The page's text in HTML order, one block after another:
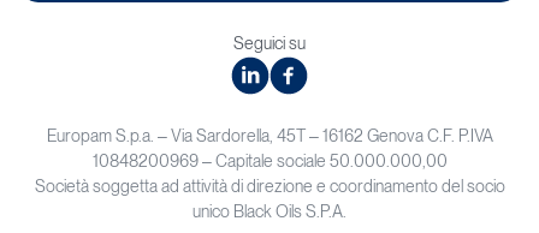
Seguici su
linkedinfacebook
Europam S.p.a. – Via Sardorella, 45T – 16162 Genova C.F. P.IVA
10848200969 – Capitale sociale 50.000.000,00
Società soggetta ad attività di direzione e coordinamento del socio
unico Black Oils S.P.A.